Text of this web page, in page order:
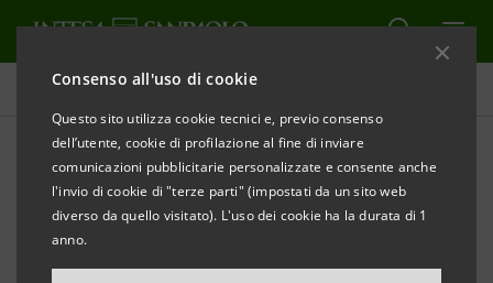
Consenso all'uso di cookie
Questo sito utilizza cookie tecnici e, previo consenso
dell’utente, cookie di profilazione al fine di inviare
comunicazioni pubblicitarie personalizzate e consente anche
l'invio di cookie di "terze parti" (impostati da un sito web
diverso da quello visitato). L'uso dei cookie ha la durata di 1
anno.
Ultime notizie e approfondimenti
Le iniziative per M’illumino
di Meno 2025